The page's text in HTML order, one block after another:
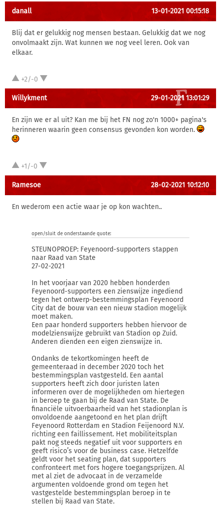
danall 13-01-2021 00:15:18
Blij dat er gelukkig nog mensen bestaan. Gelukkig dat we nog
onvolmaakt zijn. Wat kunnen we nog veel leren. Ook van
elkaar.
+2/-0
Willykment 29-01-2021 13:01:29
En zijn we er al uit? Kan me bij het FN nog zo'n 1000+ pagina's
herinneren waarin geen consensus gevonden kon worden.
+1/-0
Ramesoe 28-02-2021 10:12:10
En wederom een actie waar je op kon wachten..
open/sluit de onderstaande quote:
STEUNOPROEP: Feyenoord-supporters stappen
naar Raad van State
27-02-2021
In het voorjaar van 2020 hebben honderden
Feyenoord-supporters een zienswijze ingediend
tegen het ontwerp-bestemmingsplan Feyenoord
City dat de bouw van een nieuw stadion mogelijk
moet maken.
Een paar honderd supporters hebben hiervoor de
modelzienswijze gebruikt van Stadion op Zuid.
Anderen dienden een eigen zienswijze in.
Ondanks de tekortkomingen heeft de
gemeenteraad in december 2020 toch het
bestemmingsplan vastgesteld. Een aantal
supporters heeft zich door juristen laten
informeren over de mogelijkheden om hiertegen
in beroep te gaan bij de Raad van State. De
financiële uitvoerbaarheid van het stadionplan is
onvoldoende aangetoond en het plan drijft
Feyenoord Rotterdam en Stadion Feijenoord N.V.
richting een faillissement. Het mobiliteitsplan
pakt nog steeds negatief uit voor supporters en
geeft risico’s voor de business case. Hetzelfde
geldt voor het seating plan, dat supporters
confronteert met fors hogere toegangsprijzen. Al
met al ziet de advocaat in de verzamelde
argumenten voldoende grond om tegen het
vastgestelde bestemmingsplan beroep in te
stellen bij Raad van State.